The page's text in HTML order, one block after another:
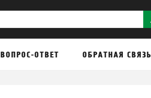
ВОПРОС-ОТВЕТ ОБРАТНАЯ СВЯЗЬ